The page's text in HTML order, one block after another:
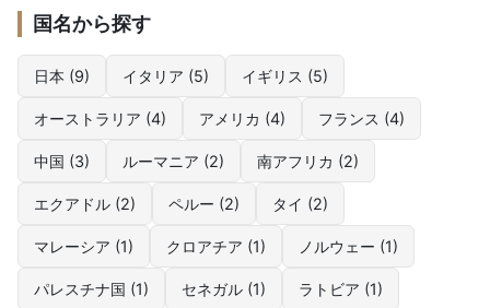
国名から探す
日本 (9) イタリア (5) イギリス (5)
オーストラリア (4) アメリカ (4) フランス (4)
中国 (3) ルーマニア (2) 南アフリカ (2)
エクアドル (2) ペルー (2) タイ (2)
マレーシア (1) クロアチア (1) ノルウェー (1)
パレスチナ国 (1) セネガル (1) ラトビア (1)